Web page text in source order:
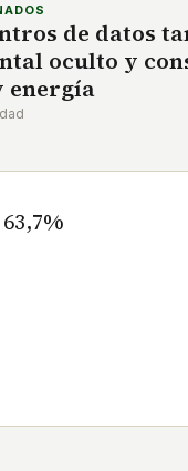
de datos
oculto y
energía